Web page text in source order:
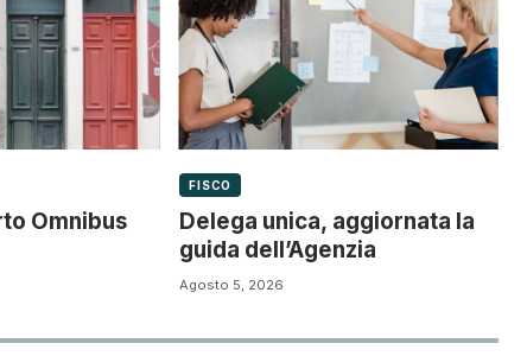
Omnibus
FISCO
Delega unica, aggiornata la
guida dell’Agenzia
Agosto 5, 2026